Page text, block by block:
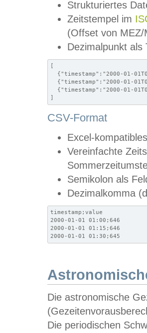
Strukturiertes
Zeitstempel im
(Offset von MEZ/
Dezimalpunkt als
[
{"timestamp":"2000-01-
{"timestamp":"2000-01-
{"timestamp":"2000-01-
]
CSV-Format
Excel-
Vereinfachte
Semikolon als
Dezimalkomma
timestamp;value
2000-01-01 01:00;646
2000-01-01 01:15;646
2000-01-01 01:30;645
Die astronomische
Die periodischen